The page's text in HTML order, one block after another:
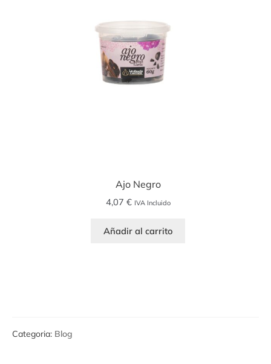
Ajo Negro
4,07 € IVA Incluido
Añadir al carrito
Categoria: Blog